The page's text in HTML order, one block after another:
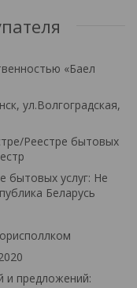
«Баел
ул.Волгоградская,
Реестре бытовых
бытовых услуг: Не
Беларусь
и предложений: